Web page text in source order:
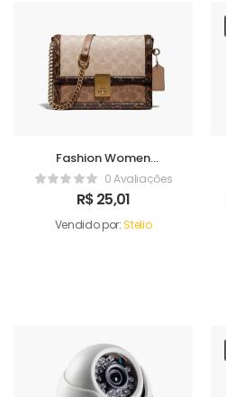
Fashion Women
Handbag0 Avaliações
R$25,01
Vendido por:Stelio